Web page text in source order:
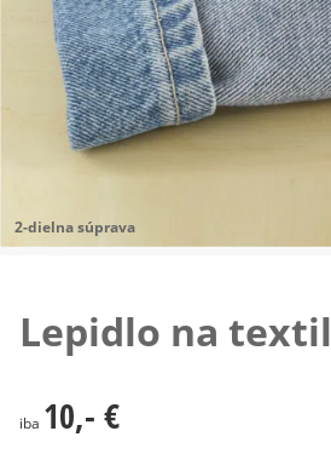
2-dielna súprava
Lepidlo na textil
10,- €
iba 10,- €